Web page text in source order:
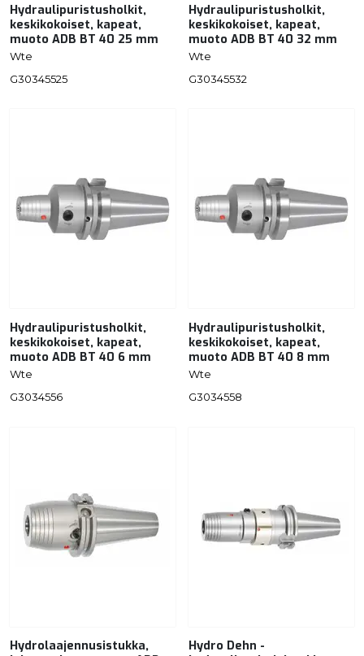
Hydraulipuristusholkit,
keskikokoiset, kapeat,
muoto ADB BT 40 25 mm
Wte
G30345525
Hydraulipuristusholkit,
keskikokoiset, kapeat,
muoto ADB BT 40 32 mm
Wte
G30345532
Hydraulipuristusholkit,
keskikokoiset, kapeat,
muoto ADB BT 40 6 mm
Wte
G3034556
Hydraulipuristusholkit,
keskikokoiset, kapeat,
muoto ADB BT 40 8 mm
Wte
G3034558
Hydrolaajennusistukka,
Hydro Dehn -